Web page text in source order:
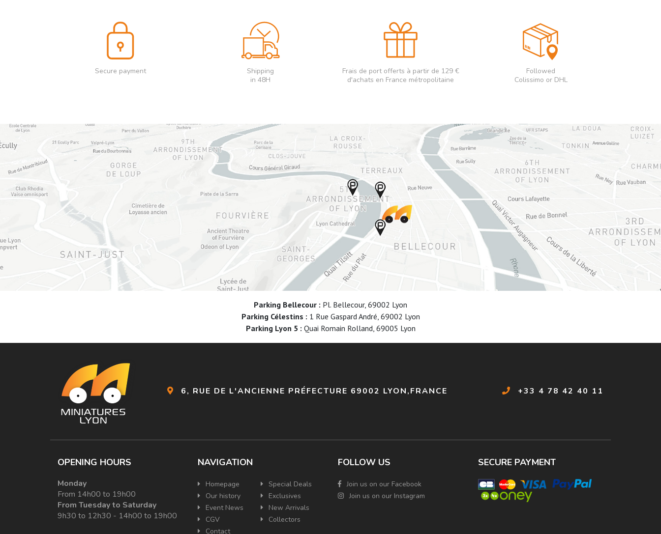
Secure payment
Shipping
in 48H
Frais de port offerts à partir de 129 €
d'achats en France métropolitaine
Followed
Colissimo or DHL
Parking Bellecour : Pl. Bellecour, 69002 Lyon
Parking Célestins : 1 Rue Gaspard André, 69002 Lyon
Parking Lyon 5 : Quai Romain Rolland, 69005 Lyon
6, RUE DE L'ANCIENNE PRÉFECTURE 69002 LYON,FRANCE +33 4 78 42 40 11
OPENING HOURS
Monday
From 14h00 to 19h00
From Tuesday to Saturday
9h30 to 12h30 - 14h00 to 19h00
NAVIGATION
Homepage
Our history
Event News
CGV
Contact
Special Deals
Exclusives
New Arrivals
Collectors
FOLLOW US
Join us on our Facebook
Join us on our Instagram
SECURE PAYMENT